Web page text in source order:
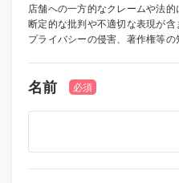
店舗への一方的なクレームや法
断定的な批判や不適切な表現が含
プライバシーの侵害、著作権等
名前 必須